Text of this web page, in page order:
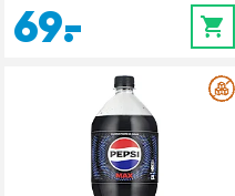
69,- 0